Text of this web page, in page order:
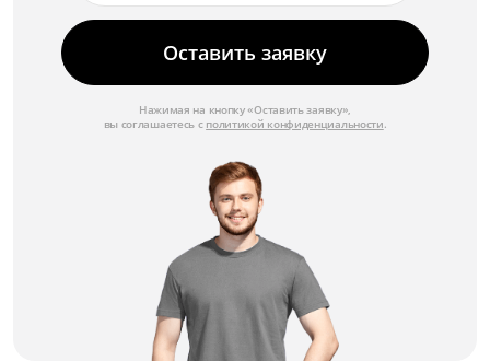
Оставить заявку
Нажимая на кнопку «Оставить заявку»,
вы соглашаетесь с политикой конфиденциальности.